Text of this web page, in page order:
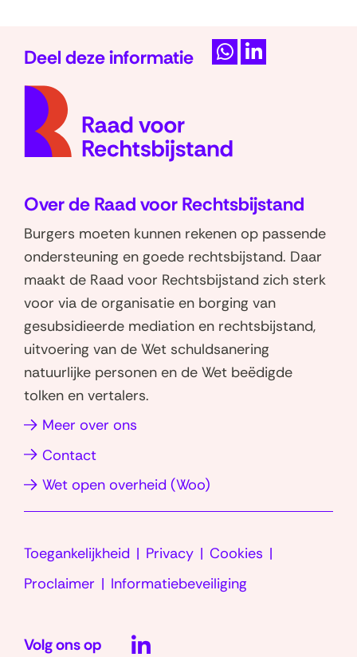
p
e
n
Deel deze informatie
n
p
h
a
t
s
a
p
p
p
i
n
k
e
d
I
n
Over de Raad voor Rechtsbijstand
Burgers moeten kunnen rekenen op passende
ondersteuning en goede rechtsbijstand. Daar
maakt de Raad voor Rechtsbijstand zich sterk
voor via de organisatie en borging van
gesubsidieerde mediation en rechtsbijstand,
uitvoering van de Wet schuldsanering
natuurlijke personen en de Wet beëdigde
tolken en vertalers.
Meer over ons
venster)
Contact
Wet open overheid (Woo)
in
venster)
Toegankelijkheid Privacy
Cookies
Proclaimer
Informatiebeveiliging
Volg ons op